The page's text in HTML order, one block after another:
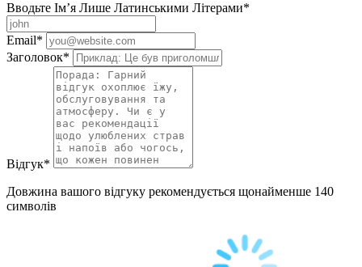
Вводьте Ім’я Лише Латинськими Літерами*
Email*
Заголовок*
Відгук*
Довжина вашого відгуку рекомендується щонайменше 140
символів